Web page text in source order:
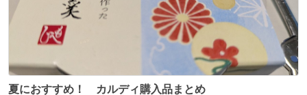
夏におすすめ！ カルディ購入品まとめ